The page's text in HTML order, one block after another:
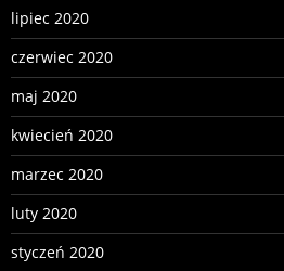
lipiec 2020
czerwiec 2020
maj 2020
kwiecień 2020
marzec 2020
luty 2020
styczeń 2020